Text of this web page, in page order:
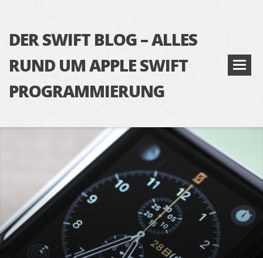
DER SWIFT BLOG – ALLES
RUND UM APPLE SWIFT
PROGRAMMIERUNG